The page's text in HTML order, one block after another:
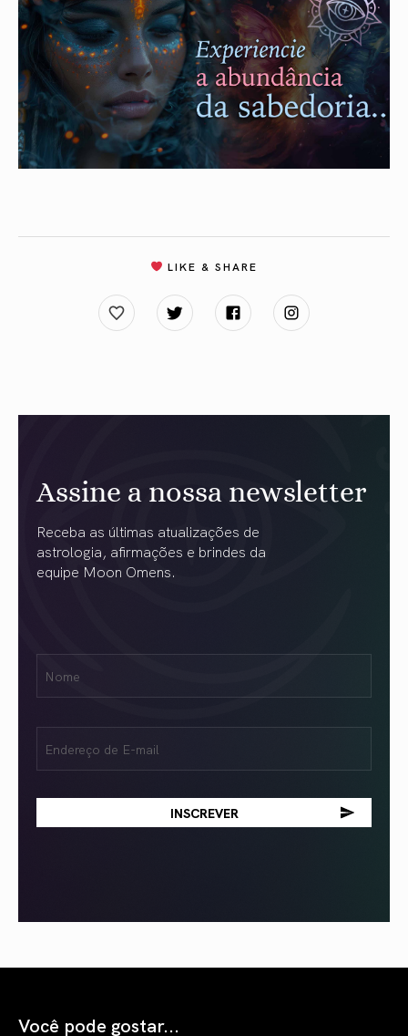
LIKE & SHARE
Assine a nossa newsletter
Receba as últimas atualizações de
astrologia, afirmações e brindes da
equipe Moon Omens.
(obrigatório)
(obrigatório)
Você pode gostar...